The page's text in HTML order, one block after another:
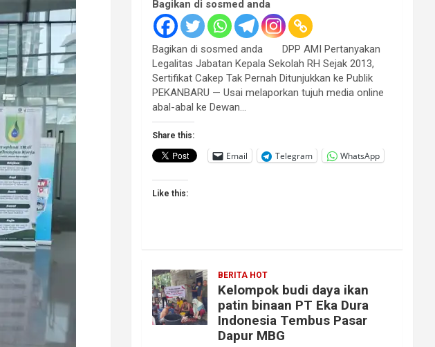
Bagikan di sosmed anda
Bagikan di sosmed anda DPP AMI Pertanyakan
Legalitas Jabatan Kepala Sekolah RH Sejak 2013,
Sertifikat Cakep Tak Pernah Ditunjukkan ke Publik
PEKANBARU — Usai melaporkan tujuh media online
abal-abal ke Dewan…
Share this:
Email Telegram WhatsApp
Like this:
BERITA HOT
Kelompok budi daya ikan
patin binaan PT Eka Dura
Indonesia Tembus Pasar
Dapur MBG